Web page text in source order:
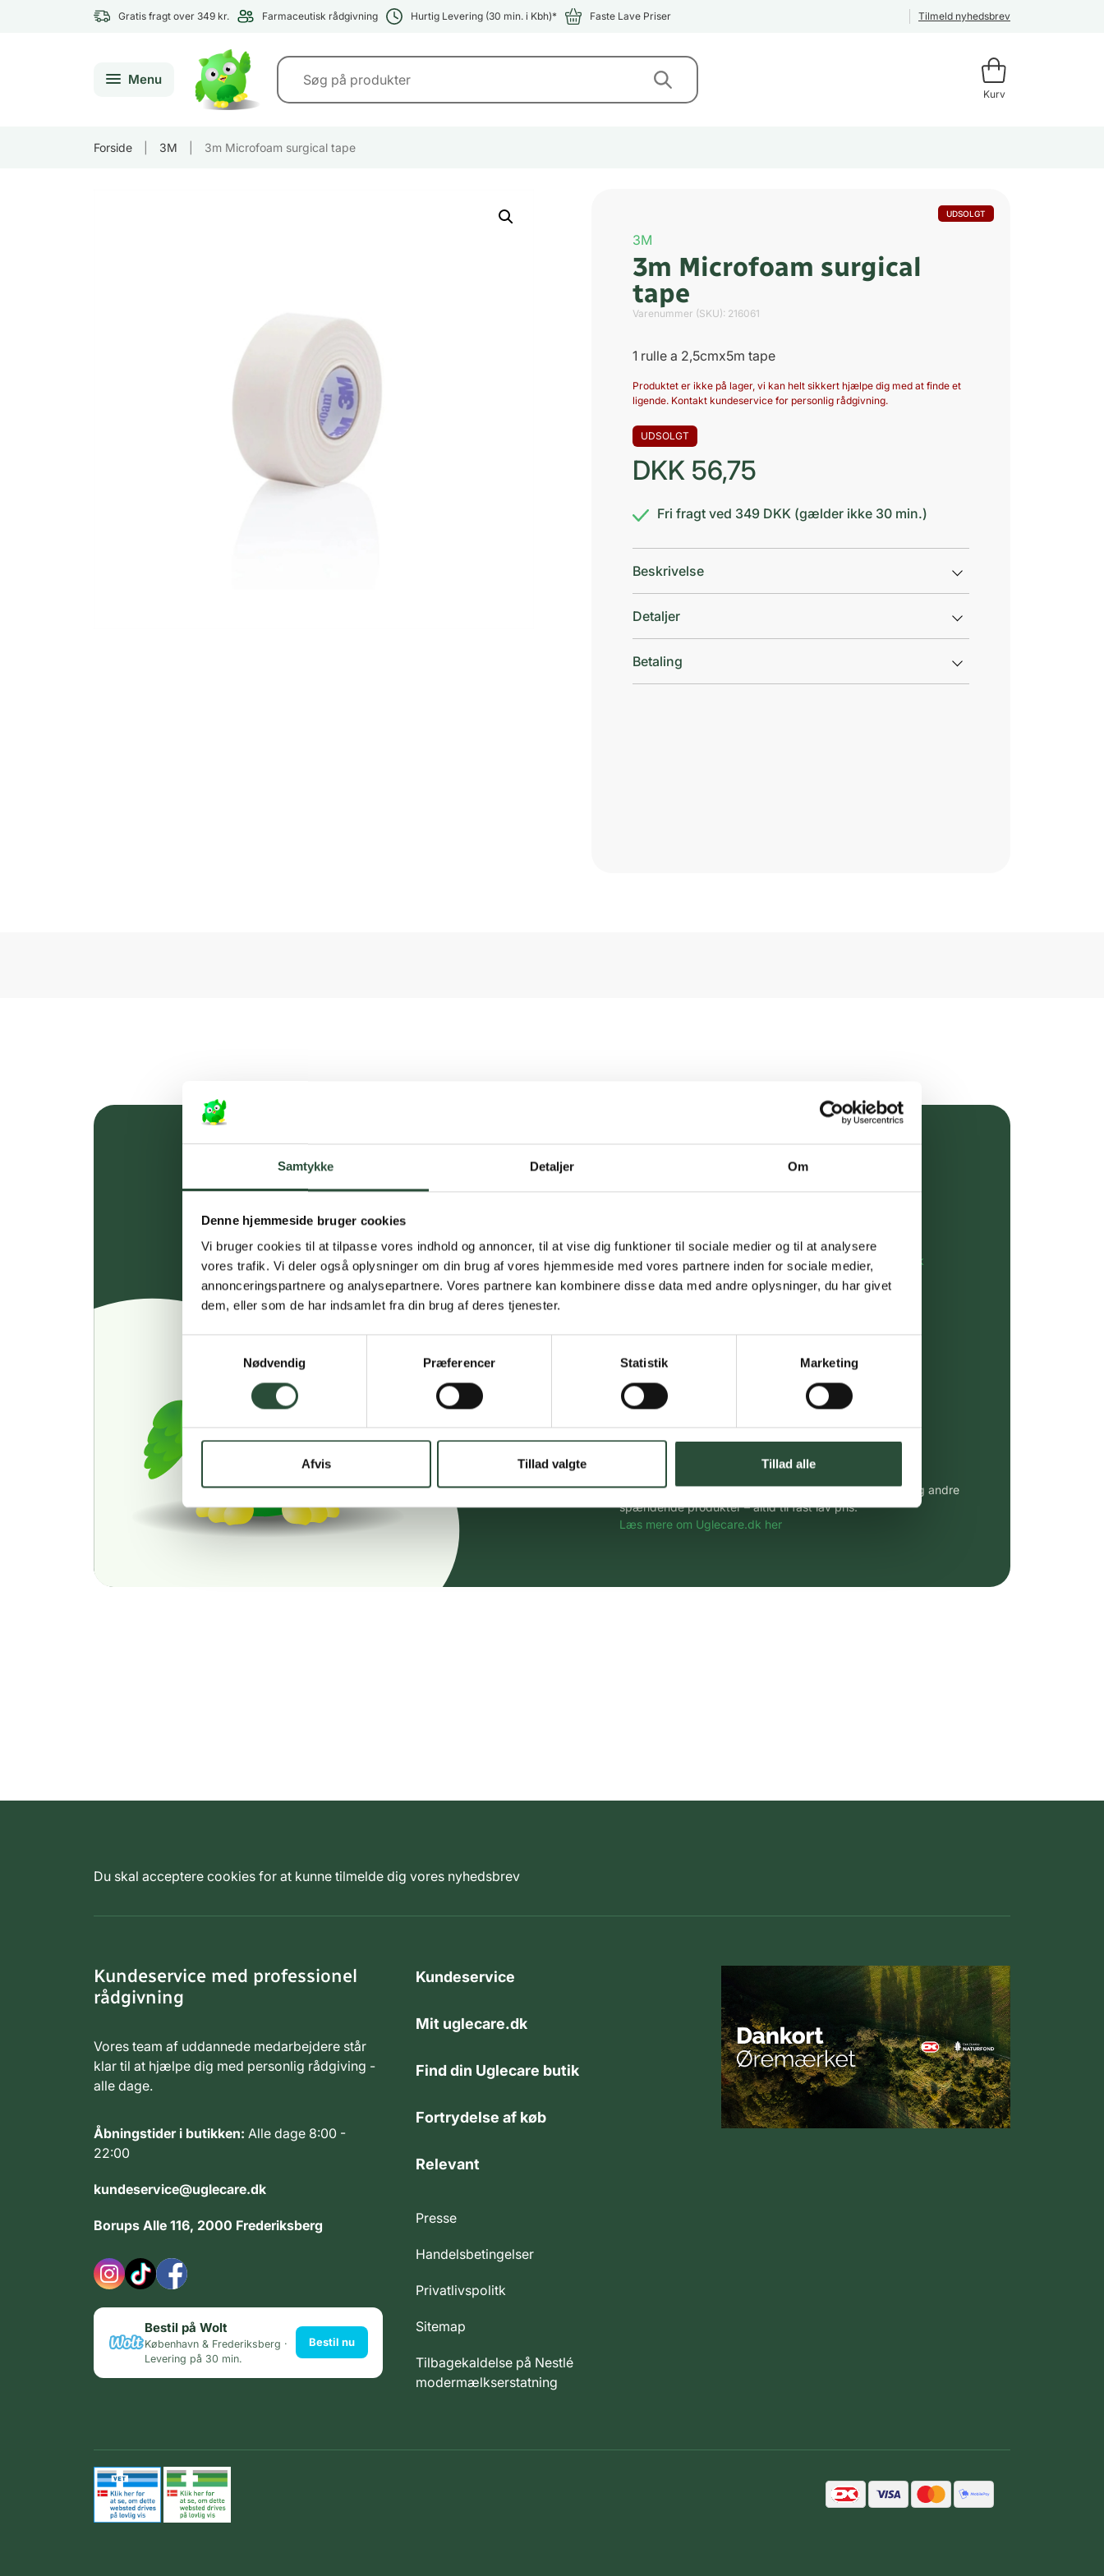
Samtykke Detaljer Om
Denne hjemmeside bruger cookies
Vi bruger cookies til at tilpasse vores indhold og annoncer, til at vise dig funktioner til sociale medier og til at analysere
vores trafik. Vi deler også oplysninger om din brug af vores hjemmeside med vores partnere inden for sociale medier,
annonceringspartnere og analysepartnere. Vores partnere kan kombinere disse data med andre oplysninger, du har givet
dem, eller som de har indsamlet fra din brug af deres tjenester.
Nødvendig
Præferencer Statistik Marketing
Afvis Tillad valgte Tillad alle
Gratis fragt over 349 kr. Farmaceutisk rådgivning Hurtig Levering (30 min. i Kbh)* Faste Lave Priser Tilmeld nyhedsbrev
Menu
Kurv
Forside 3M 3m Microfoam surgical tape
UDSOLGT
3M
3m Microfoam surgical
tape
Varenummer (SKU): 216061
1 rulle a 2,5cmx5m tape
Produktet er ikke på lager, vi kan helt sikkert hjælpe dig med at finde et
ligende. Kontakt kundeservice for personlig rådgivning.
UDSOLGT
DKK 56,75
Fri fragt ved 349 DKK (gælder ikke 30 min.)
Beskrivelse
Detaljer
Betaling
Gratis fragt over 349 kr.
Få hjælp til din webordre på:kundeservice@uglecare.dk
Hurtigt leveringen via GLS, og DAO
Faste lave priser*
*Gælder ikke ernæringsprodukter.
Stort udvalg af kendte produkter
Vi tilbyder et stort udvalg af kendte cremer, vitaminer og andre
spændende produkter – altid til fast lav pris.
Læs mere om Uglecare.dk her
Du skal acceptere cookies for at kunne tilmelde dig vores nyhedsbrev
Kundeservice med professionel
rådgivning
Vores team af uddannede medarbejdere står
klar til at hjælpe dig med personlig rådgiving -
alle dage.
Åbningstider i butikken: Alle dage 8:00 -
22:00
kundeservice@uglecare.dk
Borups Alle 116, 2000 Frederiksberg
Bestil på Wolt
København & Frederiksberg ·
Levering på 30 min.
Bestil nu
Kundeservice
Mit uglecare.dk
Find din Uglecare butik
Fortrydelse af køb
Relevant
Presse
Handelsbetingelser
Privatlivspolitk
Sitemap
Tilbagekaldelse på Nestlé
modermælkserstatning